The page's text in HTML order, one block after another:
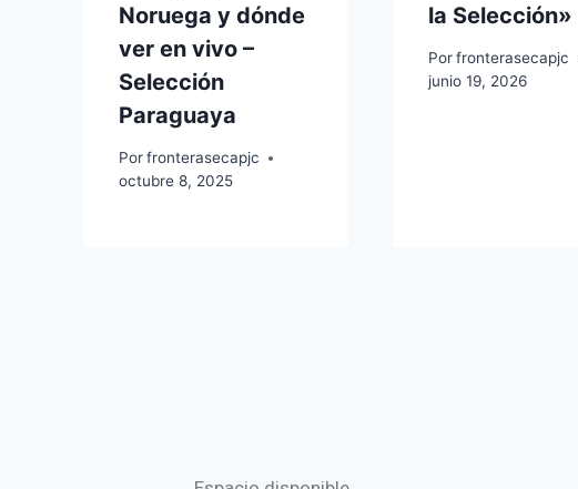
Noruega y dónde
ver en vivo –
Selección
Paraguaya
Porfronterasecapjc
octubre 8, 2025
la Selección»
Porfronterasecapjc
junio 19, 2026